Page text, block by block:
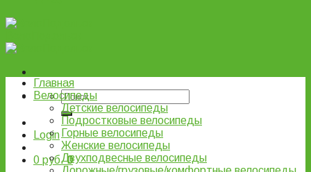
Login
0 руб. 0
Главная
Велосипеды
Детские велосипеды
Подростковые велосипеды
Горные велосипеды
Женские велосипеды
Двухподвесные велосипеды